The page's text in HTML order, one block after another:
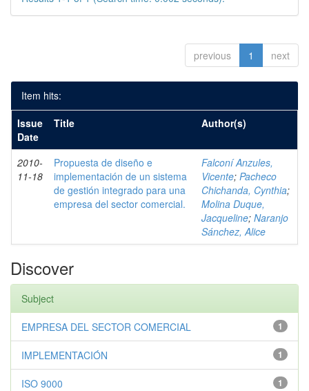
previous 1 next
Item hits:
Issue
Date
Title Author(s)
2010-
11-18
Propuesta de diseño e
implementación de un sistema
de gestión integrado para una
empresa del sector comercial.
Falconí Anzules,
Vicente; Pacheco
Chichanda, Cynthia;
Molina Duque,
Jacqueline; Naranjo
Sánchez, Alice
Discover
Subject
1
EMPRESA DEL SECTOR COMERCIAL
1
IMPLEMENTACIÓN
1
ISO 9000